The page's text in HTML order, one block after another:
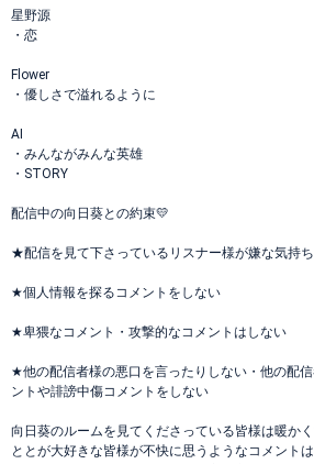
星野源
・恋
Flower
・優しさで溢れるように
AI
・みんながみんな英雄
・STORY
配信中の向日葵との約束︎💛
★配信を見て下さっているリスナー様が嫌な気持
★個人情報を探るコメントをしない
★卑猥なコメント・攻撃的なコメントはしない
★他の配信者様の悪口を言ったりしない・他の配
ントや誹謗中傷コメントをしない
向日葵のルームを見てくださっている皆様は暖か
ととが大好きな皆様が不快に思うようなコメント